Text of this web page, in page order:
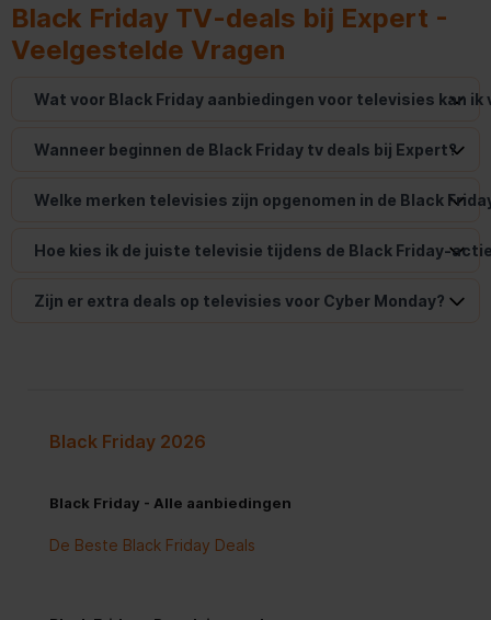
Black Friday TV-deals bij Expert -
Veelgestelde Vragen
Wat voor Black Friday aanbiedingen voor televisies kan
Wanneer beginnen de Black Friday tv deals bij Expert?
Welke merken televisies zijn opgenomen in de Black
Hoe kies ik de juiste televisie tijdens de Black Friday-
Zijn er extra deals op televisies voor Cyber Monday?
Black Friday 2026
Black Friday - Alle aanbiedingen
De Beste Black Friday Deals